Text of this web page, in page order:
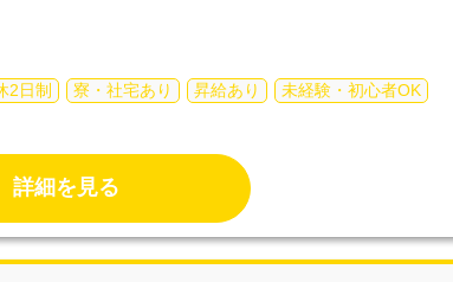
2日制 寮・社宅あり 昇給あり
未経験・初心者OK
詳細を見る